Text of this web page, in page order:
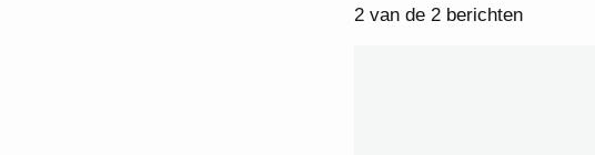
2 van de 2 berichten